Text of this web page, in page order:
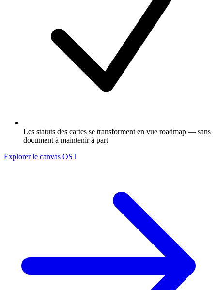
Les statuts des cartes se transforment en vue roadmap — sans
document à maintenir à part
Explorer le canvas OST